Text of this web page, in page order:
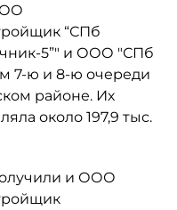
“СПб
5”" и ООО "СПб
7-ю и 8-ю очереди
районе. Их
около 197,9 тыс.
и ООО